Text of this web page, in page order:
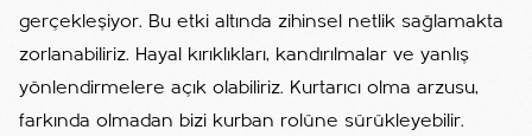
gerçekleşiyor. Bu etki altında zihinsel netlik sağlamakta
zorlanabiliriz. Hayal kırıklıkları, kandırılmalar ve yanlış
yönlendirmelere açık olabiliriz. Kurtarıcı olma arzusu,
farkında olmadan bizi kurban rolüne sürükleyebilir.